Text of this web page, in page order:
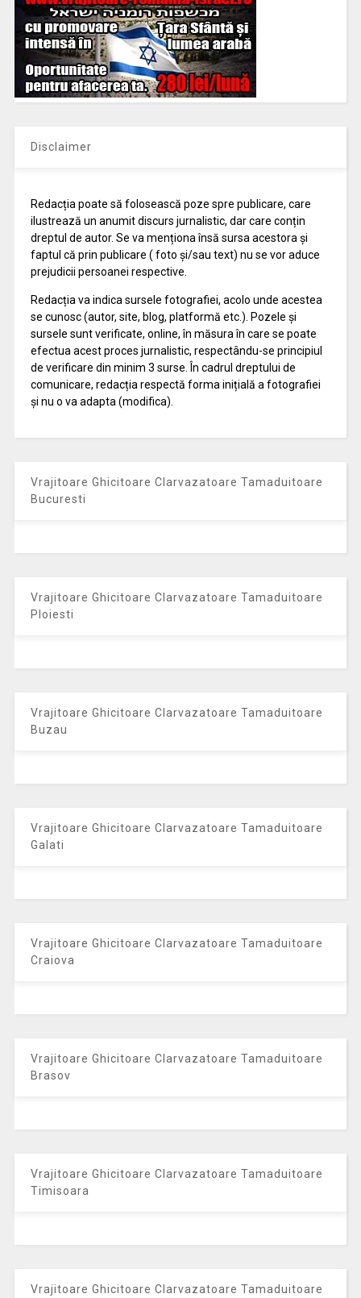
Disclaimer
Redacția poate să folosească poze spre publicare, care
ilustrează un anumit discurs jurnalistic, dar care conțin
dreptul de autor. Se va menționa însă sursa acestora și
faptul că prin publicare ( foto și/sau text) nu se vor aduce
prejudicii persoanei respective.
Redacția va indica sursele fotografiei, acolo unde acestea
se cunosc (autor, site, blog, platformă etc.). Pozele și
sursele sunt verificate, online, în măsura în care se poate
efectua acest proces jurnalistic, respectându-se principiul
de verificare din minim 3 surse. În cadrul dreptului de
comunicare, redacția respectă forma inițială a fotografiei
și nu o va adapta (modifica).
Vrajitoare Ghicitoare Clarvazatoare Tamaduitoare
Bucuresti
Vrajitoare Ghicitoare Clarvazatoare Tamaduitoare
Ploiesti
Vrajitoare Ghicitoare Clarvazatoare Tamaduitoare
Buzau
Vrajitoare Ghicitoare Clarvazatoare Tamaduitoare
Galati
Vrajitoare Ghicitoare Clarvazatoare Tamaduitoare
Craiova
Vrajitoare Ghicitoare Clarvazatoare Tamaduitoare
Brasov
Vrajitoare Ghicitoare Clarvazatoare Tamaduitoare
Timisoara
Vrajitoare Ghicitoare Clarvazatoare Tamaduitoare